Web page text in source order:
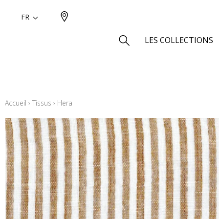
FR
LES COLLECTIONS
Aspect
Coton
Laine
Lin
Accueil › Tissus › Hera